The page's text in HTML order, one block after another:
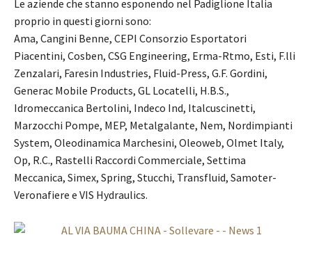
Le aziende che stanno esponendo nel Padiglione Italia
proprio in questi giorni sono:
Ama, Cangini Benne, CEPI Consorzio Esportatori
Piacentini, Cosben, CSG Engineering, Erma-Rtmo, Esti, F.lli
Zenzalari, Faresin Industries, Fluid-Press, G.F. Gordini,
Generac Mobile Products, GL Locatelli, H.B.S.,
Idromeccanica Bertolini, Indeco Ind, Italcuscinetti,
Marzocchi Pompe, MEP, Metalgalante, Nem, Nordimpianti
System, Oleodinamica Marchesini, Oleoweb, Olmet Italy,
Op, R.C., Rastelli Raccordi Commerciale, Settima
Meccanica, Simex, Spring, Stucchi, Transfluid, Samoter-
Veronafiere e VIS Hydraulics.